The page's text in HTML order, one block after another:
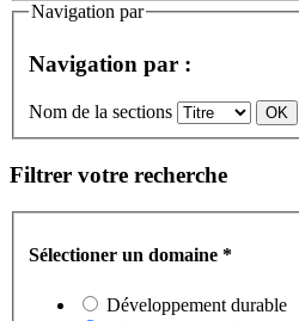
Navigation par
Navigation par :
Nom de la sections
Filtrer votre recherche
Sélectioner un domaine *
Développement durable